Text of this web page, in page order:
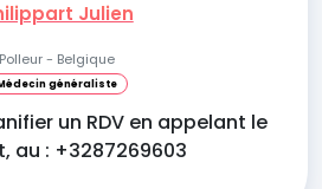
Julien
Polleur - Belgique
généraliste
un RDV en appelant le
au : +3287269603